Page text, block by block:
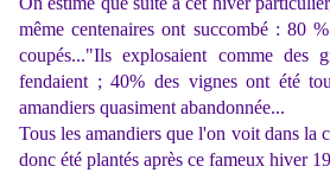
même centenaires ont succombé : 80
coupés..."Ils explosaient comme des
fendaient ; 40% des vignes ont été
amandiers quasiment abandonnée...
Tous les amandiers que l'on voit dans la
donc été plantés après ce fameux hiver